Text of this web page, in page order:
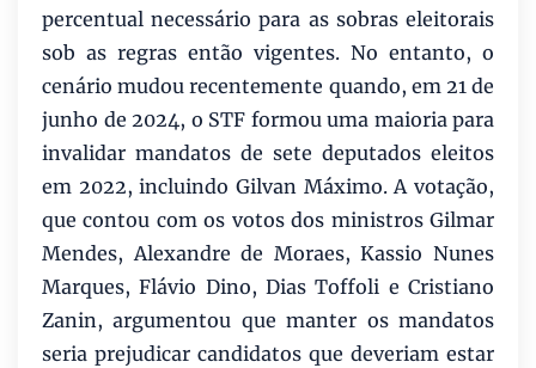
percentual necessário para as sobras eleitorais
sob as regras então vigentes. No entanto, o
cenário mudou recentemente quando, em 21 de
junho de 2024, o STF formou uma maioria para
invalidar mandatos de sete deputados eleitos
em 2022, incluindo Gilvan Máximo. A votação,
que contou com os votos dos ministros Gilmar
Mendes, Alexandre de Moraes, Kassio Nunes
Marques, Flávio Dino, Dias Toffoli e Cristiano
Zanin, argumentou que manter os mandatos
seria prejudicar candidatos que deveriam estar